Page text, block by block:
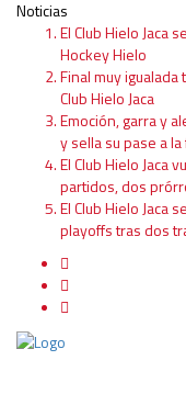
Noticias
El Club Hielo Jaca
Hockey Hielo
Final muy
Club Hielo Jaca
Emoción, garra y
y sella su pase a
El Club Hielo Jaca
partidos, dos
El Club Hielo Jaca
playoffs tras dos